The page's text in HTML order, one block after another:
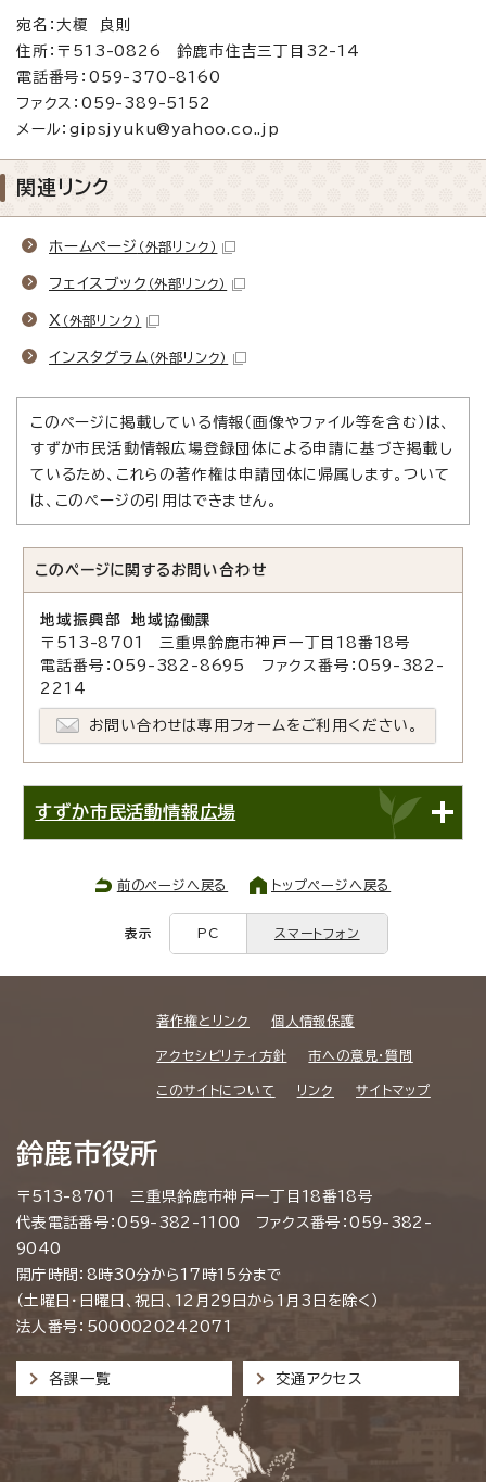
宛名：大榎 良則
住所：〒513-0826 鈴鹿市住吉三丁目32-14
電話番号：059-370-8160
ファクス：059-389-5152
メール：gipsjyuku@yahoo.co..jp
関連リンク
ホームページ （外部リンク）
フェイスブック （外部リンク）
X （外部リンク）
インスタグラム （外部リンク）
このページに掲載している情報（画像やファイル等を含む）は、
すずか市民活動情報広場登録団体による申請に基づき掲載し
ているため、これらの著作権は申請団体に帰属します。ついて
は、このページの引用はできません。
このページに関する お問い合わせ
地域振興部 地域協働課
〒513-8701 三重県鈴鹿市神戸一丁目18番18号
電話番号：059-382-8695 ファクス番号：059-382-
2214
お問い合わせは専用フォームをご利用ください。
すずか市民活動情報広場
前のページへ戻る トップページへ戻る
表示 PC スマートフォン
著作権とリンク 個人情報保護
アクセシビリティ方針 市への意見・質問
このサイトについて リンク サイトマップ
鈴鹿市役所
〒513-8701 三重県鈴鹿市神戸一丁目18番18号
代表電話番号：059-382-1100 ファクス番号：059-382-
9040
開庁時間：8時30分から17時15分まで
（土曜日・日曜日、祝日、12月29日から1月3日を除く）
法人番号：5000020242071
各課一覧 交通アクセス